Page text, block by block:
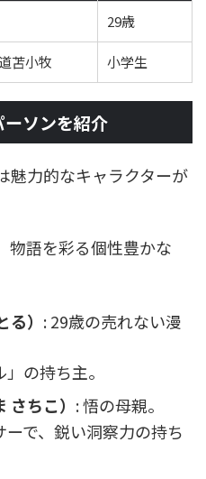
29歳
苫小牧 小学生
ソンを紹介
魅力的なキャラクターが
物語を彩る個性豊かな
） : 29歳の売れない漫
の持ち主。
ちこ） : 悟の母親。
で、鋭い洞察力の持ち